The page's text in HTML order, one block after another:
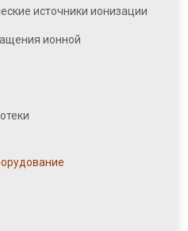
источники ионизации
ионной